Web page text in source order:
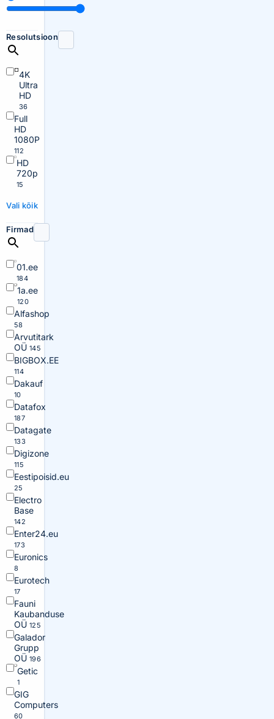
Resolutsioon
4K
Ultra
HD
36
Full
HD
1080P
112
HD
720p
15
Vali kõik
Firmad
01.ee
184
1a.ee
120
Alfashop
58
Arvutitark
OÜ 145
BIGBOX.EE
114
Dakauf
10
Datafox
187
Datagate
133
Digizone
115
Eestipoisid.eu
25
Electro
Base
142
Enter24.eu
173
Euronics
8
Eurotech
17
Fauni
Kaubanduse
OÜ 125
Galador
Grupp
OÜ 196
Getic
1
GIG
Computers
60